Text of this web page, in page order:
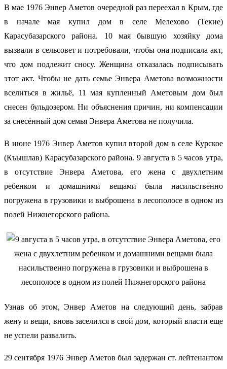
В мае 1976 Энвер Аметов очередной раз переехал в Крым, где
в начале мая купил дом в селе Мелехово (Текие)
Карасубазарского района. 10 мая бывшую хозяйку дома
вызвали в сельсовет и потребовали, чтобы она подписала акт,
что дом подлежит сносу. Женщина отказалась подписывать
этот акт. Чтобы не дать семье Энвера Аметова возможности
вселиться в жильё, 11 мая купленный Аметовым дом был
снесен бульдозером. Ни объяснения причин, ни компенсации
за снесённый дом семья Энвера Аметова не получила.
В июне 1976 Энвер Аметов купил второй дом в селе Курское
(Къышлав) Карасубазарского района. 9 августа в 5 часов утра,
в отсутствие Энвера Аметова, его жена с двухлетним
ребенком и домашними вещами была насильственно
погружена в грузовики и выброшена в лесополосе в одном из
полей Нижнегорского района.
Узнав об этом, Энвер Аметов на следующий день, забрав
жену и вещи, вновь заселился в свой дом, который власти еще
не успели развалить.
29 сентября 1976 Энвер Аметов был задержан ст. лейтенантом